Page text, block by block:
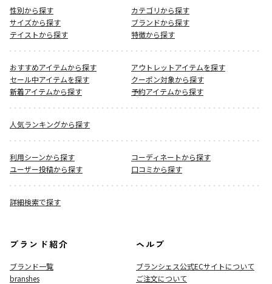
性別から探す
カテゴリから探す
サイズから探す
ブランドから探す
テイストから探す
特徴から探す
おすすめアイテムから探す
アウトレットアイテムを探す
セール中アイテムを探す
クーポン対象から探す
新着アイテムから探す
予約アイテムから探す
人気ランキングから探す
利用シーンから探す
コーディネートから探す
ユーザー投稿から探す
口コミから探す
詳細検索で探す
ブランド紹介
ブランド一覧
branshes
ヘルプ
ブランシェス公式ECサイトについて
ご注文について